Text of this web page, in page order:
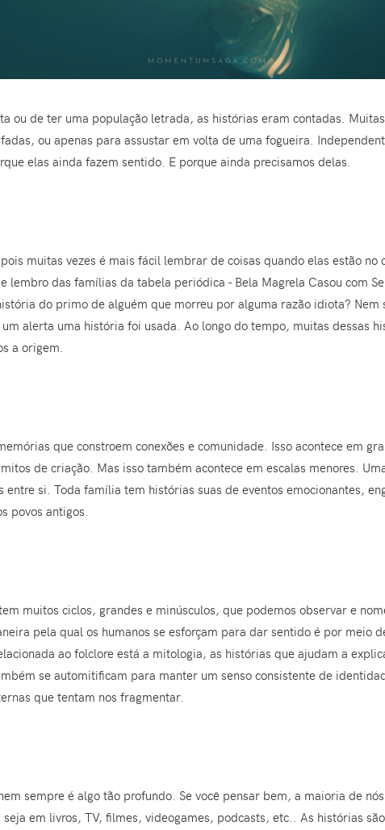
ou de ter uma população letrada, as histórias eram contadas.
ou apenas para assustar em volta de uma fogueira.
elas ainda fazem sentido. E porque ainda precisamos delas.
muitas vezes é mais fácil lembrar de coisas quando elas estão
lembro das famílias da tabela periódica - Bela Magrela Casou com
do primo de alguém que morreu por alguma razão idiota?
alerta uma história foi usada. Ao longo do tempo, muitas dessas
a origem.
que constroem conexões e comunidade. Isso acontece em
de criação. Mas isso também acontece em escalas menores.
entre si. Toda família tem histórias suas de eventos emocionantes,
povos antigos.
muitos ciclos, grandes e minúsculos, que podemos observar e
pela qual os humanos se esforçam para dar sentido é por meio
ao folclore está a mitologia, as histórias que ajudam a
se automitificam para manter um senso consistente de
que tentam nos fragmentar.
sempre é algo tão profundo. Se você pensar bem, a maioria de
em livros, TV, filmes, videogames, podcasts, etc.. As histórias